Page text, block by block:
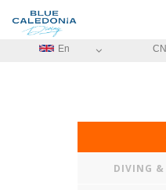
En
DIVING &